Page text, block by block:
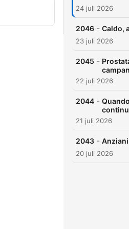
24 juli 2026
2046 - Caldo,
23 juli 2026
2045 -
22 juli 2026
2044 -
21 juli 2026
2043 -
20 juli 2026